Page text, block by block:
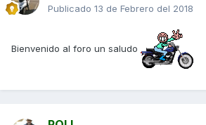
Publicado 13 de Febrero del 2018
Bienvenido al foro un saludo